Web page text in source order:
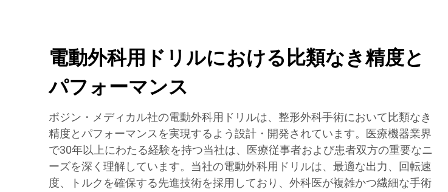
電動外科用ドリルにおける比類なき精度と
パフォーマンス
ボジン・メディカル社の電動外科用ドリルは、整形外科手術において比類なき
精度とパフォーマンスを実現するよう設計・開発されています。医療機器業界
で30年以上にわたる経験を持つ当社は、医療従事者および患者双方の重要なニ
ーズを深く理解しています。当社の電動外科用ドリルは、最適な出力、回転速
度、トルクを確保する先進技術を採用しており、外科医が複雑かつ繊細な手術